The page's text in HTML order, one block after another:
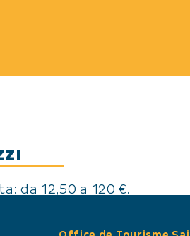
da 12,50 a 120 €.
DI PAGAMENTO